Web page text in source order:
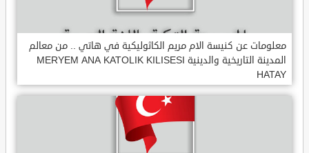
معلومات عن كنيسة الام مريم الكاثوليكية في هاتي .. من معالم
المدينة التاريخية والدينية MERYEM ANA KATOLIK KILISESI
HATAY